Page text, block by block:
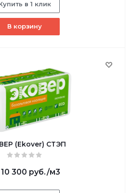
в 1 клик
В корзину
(Ekover) СТЭП
10 300 руб./м3